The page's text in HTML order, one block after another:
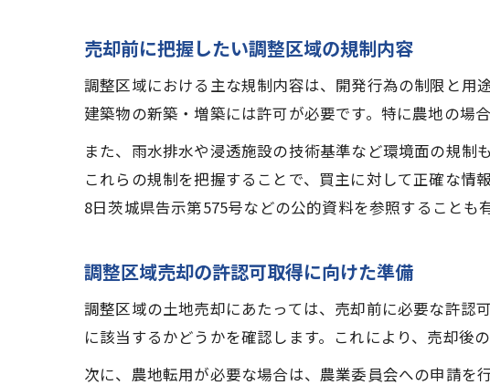
法的な
調
調
調
調
開
調
売却前に把握したい調整区域の規制内容
調整区域における主な規制内容は、開発行為の制限と用
建築物の新築・増築には許可が必要です。特に農地の場
また、雨水排水や浸透施設の技術基準など環境面の規制
これらの規制を把握することで、買主に対して正確な情
8日茨城県告示第575号などの公的資料を参照することも有
調整区域売却の許認可取得に向けた準備
調整区域の土地売却にあたっては、売却前に必要な許認
に該当するかどうかを確認します。これにより、売却後
次に、農地転用が必要な場合は、農業委員会への申請を